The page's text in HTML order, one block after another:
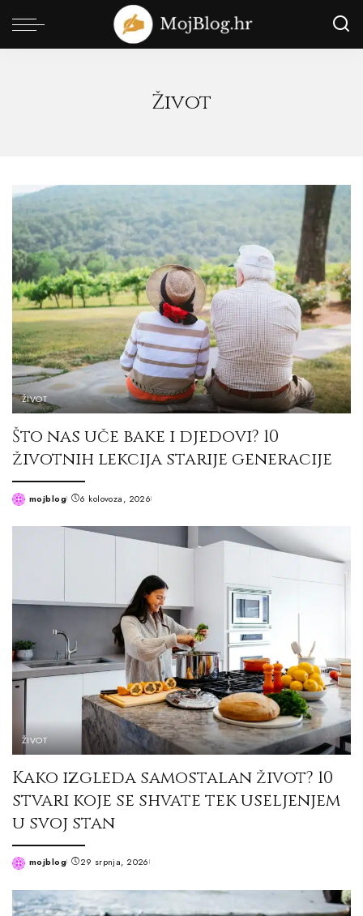
Život
ŽIVOT
Što nas uče bake i djedovi? 10
životnih lekcija starije generacije
Postedmojblog 6 kolovoza, 2026
ŽIVOT
Kako izgleda samostalan život? 10
stvari koje se shvate tek useljenjem
u svoj stan
Postedmojblog 29 srpnja, 2026